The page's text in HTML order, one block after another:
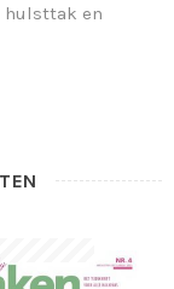
hulsttak en